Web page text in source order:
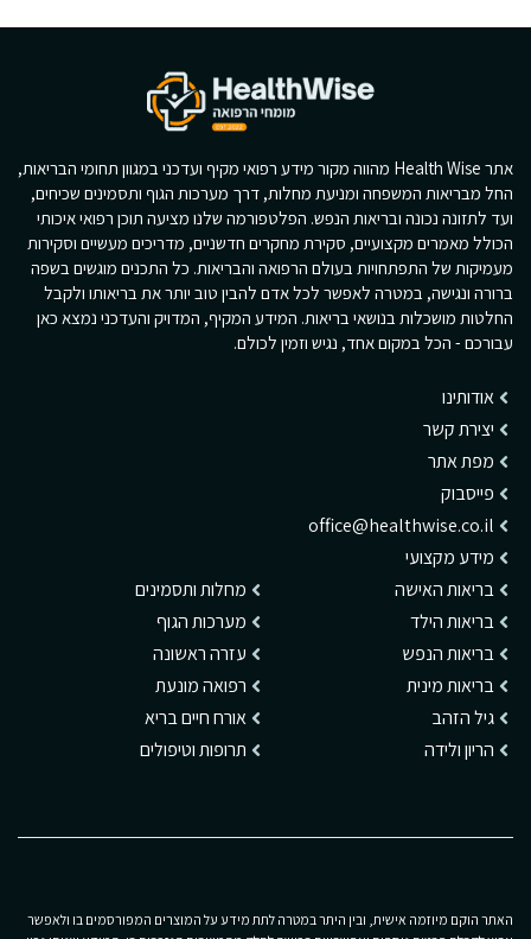
אתר Health Wise מהווה מקור מידע רפואי מקיף ועדכני במגוון תחומי הבריאות,
החל מבריאות המשפחה ומניעת מחלות, דרך מערכות הגוף ותסמינים שכיחים,
ועד לתזונה נכונה ובריאות הנפש. הפלטפורמה שלנו מציעה תוכן רפואי איכותי
הכולל מאמרים מקצועיים, סקירת מחקרים חדשניים, מדריכים מעשיים וסקירות
מעמיקות של התפתחויות בעולם הרפואה והבריאות. כל התכנים מוגשים בשפה
ברורה ונגישה, במטרה לאפשר לכל אדם להבין טוב יותר את בריאותו ולקבל
החלטות מושכלות בנושאי בריאות. המידע המקיף, המדויק והעדכני נמצא כאן
עבורכם - הכל במקום אחד, נגיש וזמין לכולם.
אודותינו
יצירת קשר
מפת אתר
פייסבוק
office@healthwise.co.il
מידע מקצועי
בריאות האישה
בריאות הילד
בריאות הנפש
בריאות מינית
גיל הזהב
הריון ולידה
מחלות ותסמינים
מערכות הגוף
עזרה ראשונה
רפואה מונעת
אורח חיים בריא
תרופות וטיפולים
האתר הוקם מיוזמה אישית, ובין היתר במטרה לתת מידע על המוצרים המפורסמים בו ולאפשר